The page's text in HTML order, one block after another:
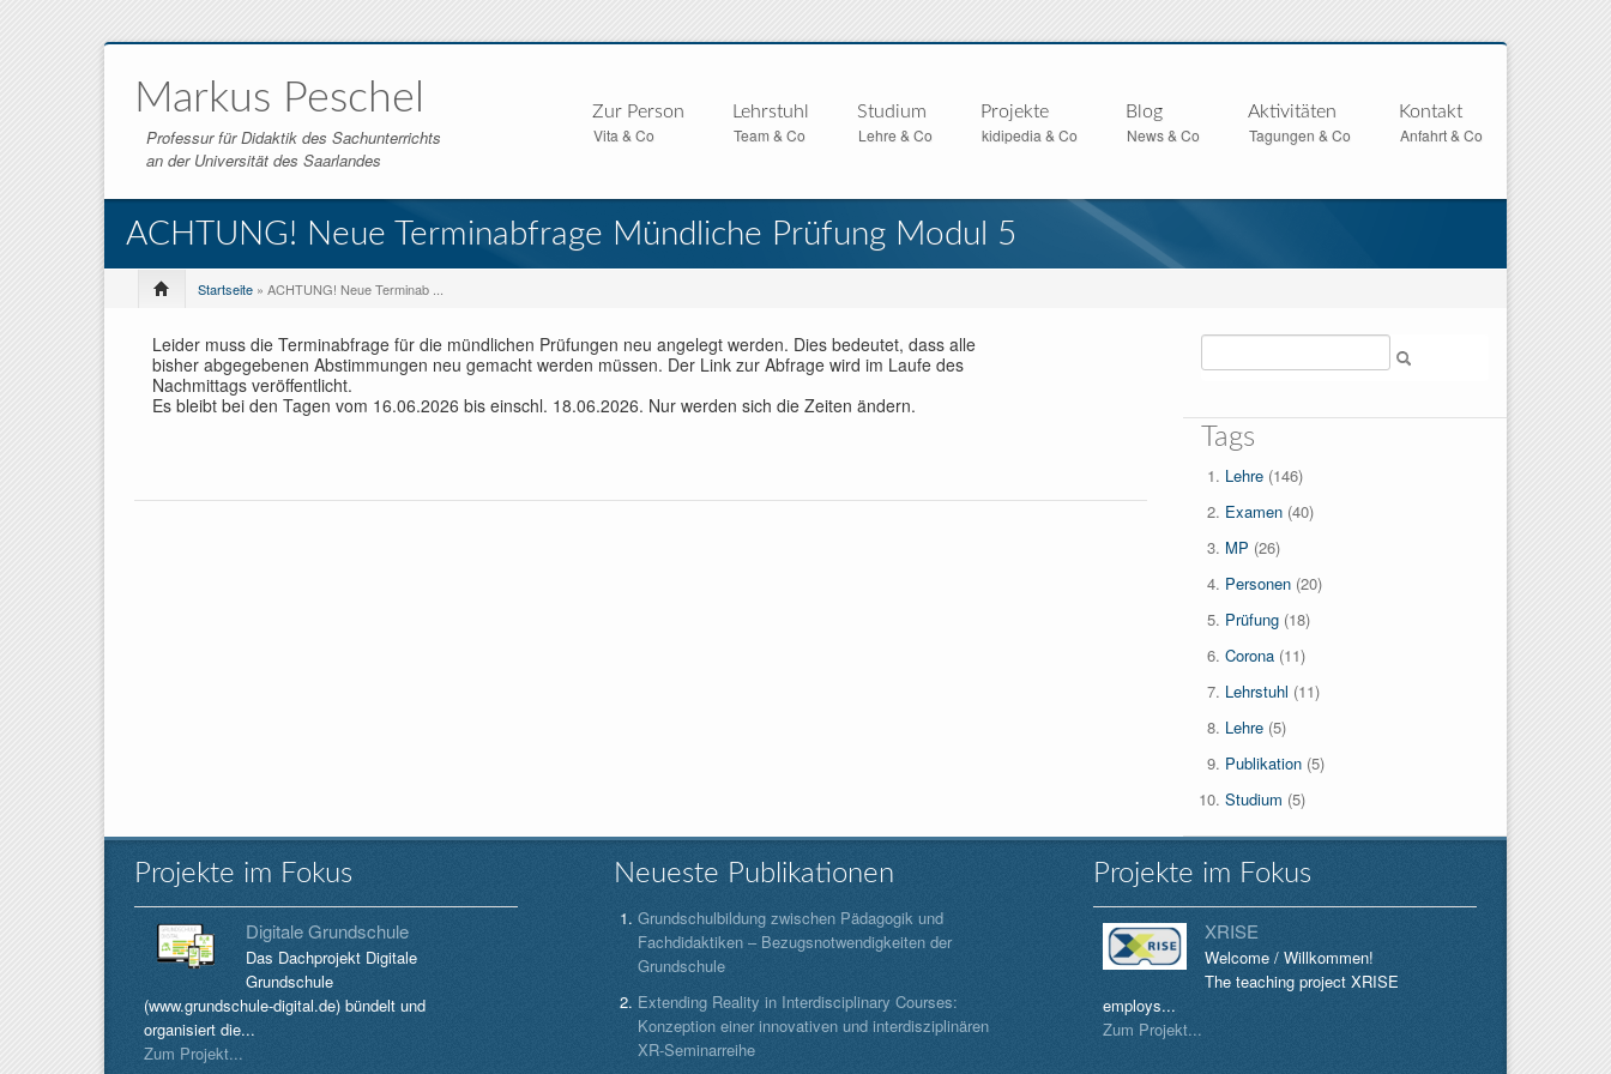
Markus Peschel
Professur für Didaktik des Sachunterrichts
an der Universität des Saarlandes
Zur Person
Vita & Co
Lehrstuhl
Team & Co
Studium
Lehre & Co
Projekte
kidipedia & Co
Blog
News & Co
Aktivitäten
Tagungen & Co
Kontakt
Anfahrt & Co
ACHTUNG! Neue Terminabfrage Mündliche Prüfung Modul 5
Startseite » ACHTUNG! Neue Terminab ...
Leider muss die Terminabfrage für die mündlichen Prüfungen neu angelegt werden. Dies bedeutet, dass alle
bisher abgegebenen Abstimmungen neu gemacht werden müssen. Der Link zur Abfrage wird im Laufe des
Nachmittags veröffentlicht.
Es bleibt bei den Tagen vom 16.06.2026 bis einschl. 18.06.2026. Nur werden sich die Zeiten ändern.
Tags
Lehre(146)
Examen(40)
MP (26)
Personen(20)
Prüfung(18)
Corona(11)
Lehrstuhl (11)
Lehre(5)
Publikation(5)
Studium (5)
Projekte im Fokus
Digitale Grundschule
Das Dachprojekt Digitale
Grundschule
(www.grundschule-digital.de) bündelt und
organisiert die...
Zum Projekt...
Neueste Publikationen
Grundschulbildung zwischen Pädagogik und
Fachdidaktiken – Bezugsnotwendigkeiten der
Grundschule
Extending Reality in Interdisciplinary Courses:
Konzeption einer innovativen und interdisziplinären
XR-Seminarreihe
Projekte im Fokus
XRISE
Welcome / Willkommen!
The teaching project XRISE
employs...
Zum Projekt...